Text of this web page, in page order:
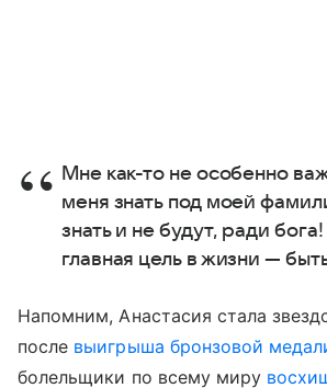
Мне как-то не особенно
меня знать под моей
знать и не будут, ради
главная цель в жизни —
Напомним, Анастасия стала
после выигрыша бронзовой
болельщики по всему миру